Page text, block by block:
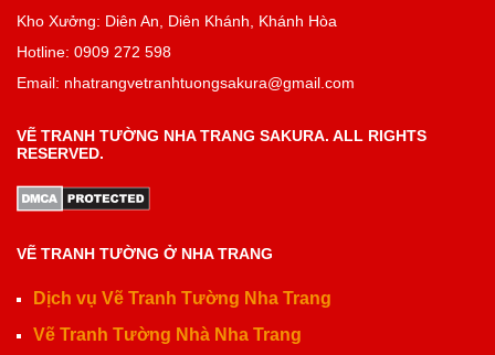
Kho Xưởng: Diên An, Diên Khánh, Khánh Hòa
Hotline: 0909 272 598
Email: nhatrangvetranhtuongsakura@gmail.com
VẼ TRANH TƯỜNG NHA TRANG SAKURA. ALL RIGHTS
RESERVED.
VẼ TRANH TƯỜNG Ở NHA TRANG
Dịch vụ Vẽ Tranh Tường Nha Trang
Vẽ Tranh Tường Nhà Nha Trang